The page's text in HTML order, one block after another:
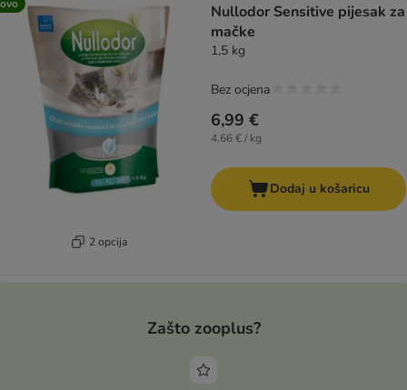
2 opcija
Nullodor Sensitive pijesak za
mačke
1,5 kg
6,99 €
4,66 € / kg
Bez ocjena
Dodaj u košaricu
Zašto zooplus?